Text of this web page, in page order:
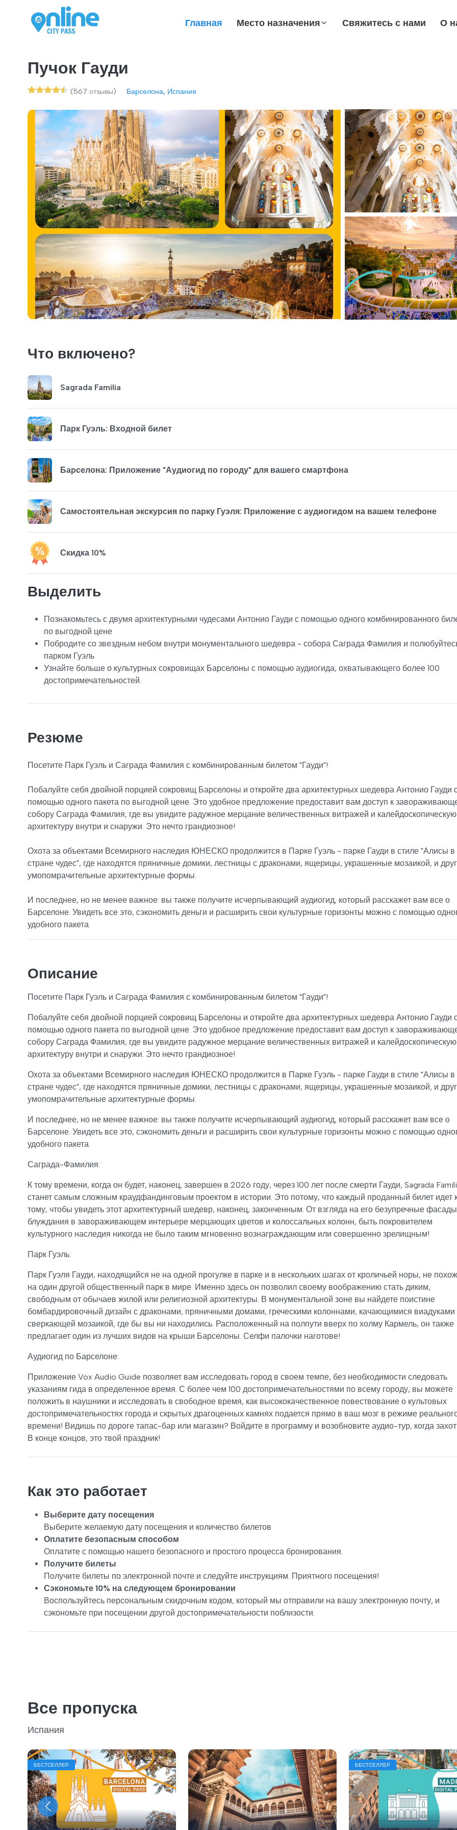
Главная Место назначения Свяжитесь с нами О
Пучок Гауди
(567 отзывы) Барселона, Испания
Что включено?
Sagrada Familia
Парк Гуэль: Входной билет
Барселона: Приложение "Аудиогид по городу" для вашего смартфона
Самостоятельная экскурсия по парку Гуэля: Приложение с аудиогидом на вашем телефоне
Скидка 10%
Выделить
Познакомьтесь с двумя архитектурными чудесами Антонио Гауди с помощью одного комбинированного
по выгодной цене
Побродите со звездным небом внутри монументального шедевра - собора Саграда Фамилия и
парком Гуэль
Узнайте больше о культурных сокровищах Барселоны с помощью аудиогида, охватывающего более 100
достопримечательностей.
Резюме
Посетите Парк Гуэль и Саграда Фамилия с комбинированным билетом "Гауди"!
Побалуйте себя двойной порцией сокровищ Барселоны и откройте два архитектурных шедевра Антонио Гауди
помощью одного пакета по выгодной цене. Это удобное предложение предоставит вам доступ к
собору Саграда Фамилия, где вы увидите радужное мерцание величественных витражей и калейдоскопическую
архитектуру внутри и снаружи. Это нечто грандиозное!
Охота за объектами Всемирного наследия ЮНЕСКО продолжится в Парке Гуэль - парке Гауди в стиле "Алисы в
стране чудес", где находятся пряничные домики, лестницы с драконами, ящерицы, украшенные мозаикой, и
умопомрачительные архитектурные формы.
И последнее, но не менее важное: вы также получите исчерпывающий аудиогид, который расскажет вам все о
Барселоне. Увидеть все это, сэкономить деньги и расширить свои культурные горизонты можно с помощью
удобного пакета.
Описание
Посетите Парк Гуэль и Саграда Фамилия с комбинированным билетом "Гауди"!
Побалуйте себя двойной порцией сокровищ Барселоны и откройте два архитектурных шедевра Антонио Гауди
помощью одного пакета по выгодной цене. Это удобное предложение предоставит вам доступ к
собору Саграда Фамилия, где вы увидите радужное мерцание величественных витражей и калейдоскопическую
архитектуру внутри и снаружи. Это нечто грандиозное!
Охота за объектами Всемирного наследия ЮНЕСКО продолжится в Парке Гуэль - парке Гауди в стиле "Алисы в
стране чудес", где находятся пряничные домики, лестницы с драконами, ящерицы, украшенные мозаикой, и
умопомрачительные архитектурные формы.
И последнее, но не менее важное: вы также получите исчерпывающий аудиогид, который расскажет вам все о
Барселоне. Увидеть все это, сэкономить деньги и расширить свои культурные горизонты можно с помощью
удобного пакета.
Саграда-Фамилия:
К тому времени, когда он будет, наконец, завершен в 2026 году, через 100 лет после смерти Гауди, Sagrada
станет самым сложным краудфандинговым проектом в истории. Это потому, что каждый проданный билет идет
тому, чтобы увидеть этот архитектурный шедевр, наконец, законченным. От взгляда на его безупречные
блуждания в завораживающем интерьере мерцающих цветов и колоссальных колонн, быть покровителем
культурного наследия никогда не было таким мгновенно вознаграждающим или совершенно зрелищным!
Парк Гуэль:
Парк Гуэля Гауди, находящийся не на одной прогулке в парке и в нескольких шагах от кроличьей норы, не
на один другой общественный парк в мире. Именно здесь он позволил своему воображению стать диким,
свободным от обычаев жилой или религиозной архитектуры. В монументальной зоне вы найдете поистине
бомбардировочный дизайн с драконами, пряничными домами, греческими колоннами, качающимися виадуками
сверкающей мозаикой, где бы вы ни находились. Расположенный на полпути вверх по холму Кармель, он также
предлагает один из лучших видов на крыши Барселоны. Селфи палочки наготове!
Аудиогид по Барселоне:
Приложение Vox Audio Guide позволяет вам исследовать город в своем темпе, без необходимости следовать
указаниям гида в определенное время. С более чем 100 достопримечательностями по всему городу, вы можете
положить в наушники и исследовать в свободное время, как высококачественное повествование о культовых
достопримечательностях города и скрытых драгоценных камнях подается прямо в ваш мозг в режиме
времени! Видишь по дороге тапас-бар или магазин? Войдите в программу и возобновите аудио-тур, когда
В конце концов, это твой праздник!
Как это работает
Выберите дату посещения
Выберите желаемую дату посещения и количество билетов
Оплатите безопасным способом
Оплатите с помощью нашего безопасного и простого процесса бронирования.
Получите билеты
Получите билеты по электронной почте и следуйте инструкциям. Приятного посещения!
Сэкономьте 10% на следующем бронировании
Воспользуйтесь персональным скидочным кодом, который мы отправили на вашу электронную почту, и
сэкономьте при посещении другой достопримечательности поблизости.
Все пропуска
Испания
БЕСТСЕЛЛЕР БЕСТСЕЛЛЕР